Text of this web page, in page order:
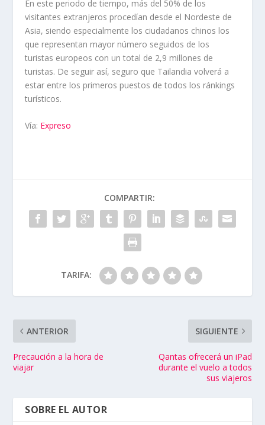
En este periodo de tiempo, más del 50% de los
visitantes extranjeros procedían desde el Nordeste de
Asia, siendo especialmente los ciudadanos chinos los
que representan mayor número seguidos de los
turistas europeos con un total de 2,9 millones de
turistas. De seguir así, seguro que Tailandia volverá a
estar entre los primeros puestos de todos los ránkings
turísticos.
Vía: Expreso
COMPARTIR:
TARIFA:
ANTERIOR
Precaución a la hora de
viajar
SIGUIENTE
Qantas ofrecerá un iPad
durante el vuelo a todos
sus viajeros
SOBRE EL AUTOR